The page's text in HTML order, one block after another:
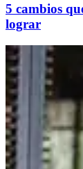
5 cambios
lograr